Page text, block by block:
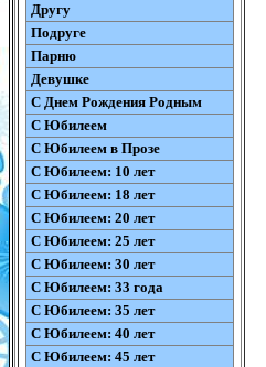
Другу
Подруге
Парню
Девушке
С Днем Рождения Родным
С Юбилеем
С Юбилеем в Прозе
С Юбилеем: 10 лет
С Юбилеем: 18 лет
С Юбилеем: 20 лет
С Юбилеем: 25 лет
С Юбилеем: 30 лет
С Юбилеем: 33 года
С Юбилеем: 35 лет
С Юбилеем: 40 лет
С Юбилеем: 45 лет